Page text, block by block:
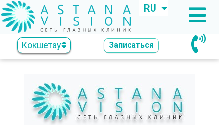
RU
KZ
Кокшетау Записаться